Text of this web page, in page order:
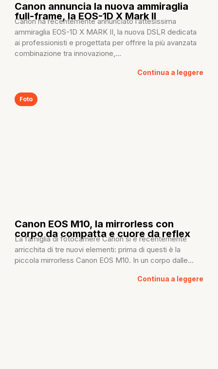
Canon annuncia la nuova ammiraglia
full-frame, la EOS-1D X Mark II
Canon ha recentemente annunciato l’attesissima
ammiraglia EOS-1D X MARK II, la nuova DSLR dedicata
ai professionisti e progettata per offrire la più avanzata
combinazione tra innovazione,...
Continua a leggere
Foto
Canon EOS M10, la mirrorless con
corpo da compatta e cuore da reflex
La famiglia di fotocamere Canon si è recentemente
arricchita di tre nuovi elementi: prima di questi è la
piccola mirrorless Canon EOS M10. In un corpo dalle...
Continua a leggere